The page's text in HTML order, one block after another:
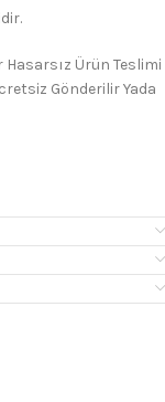
Hasarsız Ürün Teslimi
Gönderilir Yada